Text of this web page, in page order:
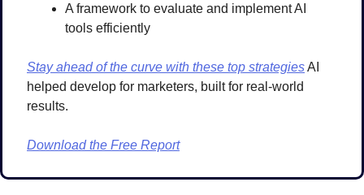
A framework to evaluate and implement AI
tools efficiently
Stay ahead of the curve with these top strategies AI
helped develop for marketers, built for real-world
results.
Download the Free Report